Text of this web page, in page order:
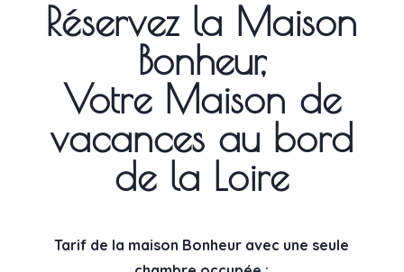
Réservez la Maison
Bonheur,
Votre Maison de
vacances au bord
de la Loire
Tarif de la maison Bonheur avec une seule